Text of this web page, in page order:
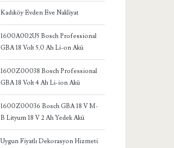
Kadıköy Evden Eve Nakliyat
1600A002U5 Bosch Professional
GBA 18 Volt 5,0 Ah Li-on Akü
1600Z00038 Bosch Professional
GBA 18 Volt 4 Ah Li-ion Akü
1600Z00036 Bosch GBA 18 V M-
B Lityum 18 V 2 Ah Yedek Akü
Uygun Fiyatlı Dekorasyon Hizmeti